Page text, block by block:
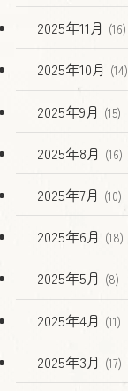
2025年11月 (16)
2025年10月 (14)
2025年9月 (15)
2025年8月 (16)
2025年7月 (10)
2025年6月 (18)
2025年5月 (8)
2025年4月 (11)
2025年3月 (17)